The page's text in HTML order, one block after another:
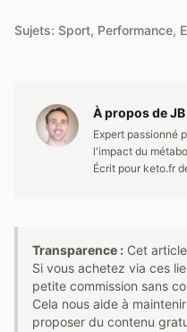
Sujets: Sport, Performance,
À propos de
Expert passionné
l'impact du
Écrit pour keto.fr
Transparence : Cet
Si vous achetez via ces
petite commission sans
Cela nous aide à
proposer du contenu